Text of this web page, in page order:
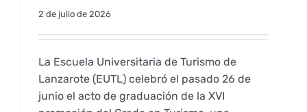
2 de julio de 2026
La Escuela Universitaria de Turismo de
Lanzarote (EUTL) celebró el pasado 26 de
junio el acto de graduación de la XVI